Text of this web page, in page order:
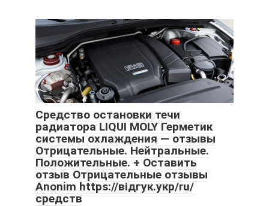
Средство остановки течи
радиатора LIQUI MOLY Герметик
системы охлаждения — отзывы
Отрицательные. Нейтральные.
Положительные. + Оставить
отзыв Отрицательные отзывы
Anonim https://відгук.укр/ru/
средств